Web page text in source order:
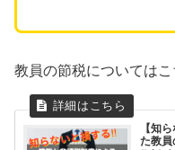
教員の節税については
【知
た教員